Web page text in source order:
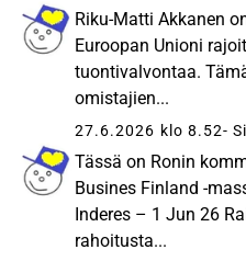
Riku-Matti Akkanen
Euroopan Unioni
tuontivalvontaa.
omistajien...
27.6.2026 klo 8.52-
Tässä on Ronin
Busines Finland -
Inderes – 1 Jun 26
rahoitusta...